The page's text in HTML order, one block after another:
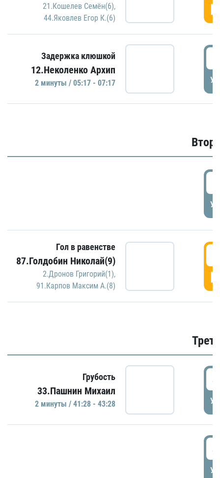
21.Кошелев Семён(6),
44.Яковлев Егор К.(6)
Задержка клюшкой
12.Неколенко Архип
2 минуты / 05:17 - 07:17
Гол в равенстве
87.Голдобин Николай(9)
2.Дронов Григорий(1),
91.Карпов Максим А.(8)
Грубость
33.Пашнин Михаил
2 минуты / 41:28 - 43:28